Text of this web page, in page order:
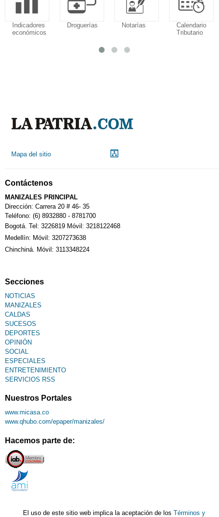
Indicadores
económicos
Droguerías Notarías
Calendario
Tributario
Mapa del sitio
Contáctenos
MANIZALES PRINCIPAL
Dirección: Carrera 20 # 46- 35
Teléfono: (6) 8932880 - 8781700
Bogotá. Tel: 3226819 Móvil: 3218122468
Medellín: Móvil: 3207273638
Chinchiná. Móvil: 3113348224
Secciones
NOTICIAS
MANIZALES
CALDAS
SUCESOS
DEPORTES
OPINIÓN
SOCIAL
ESPECIALES
ENTRETENIMIENTO
SERVICIOS RSS
Nuestros Portales
www.micasa.co
www.qhubo.com/epaper/manizales/
Hacemos parte de:
El uso de este sitio web implica la aceptación de losTérminos y